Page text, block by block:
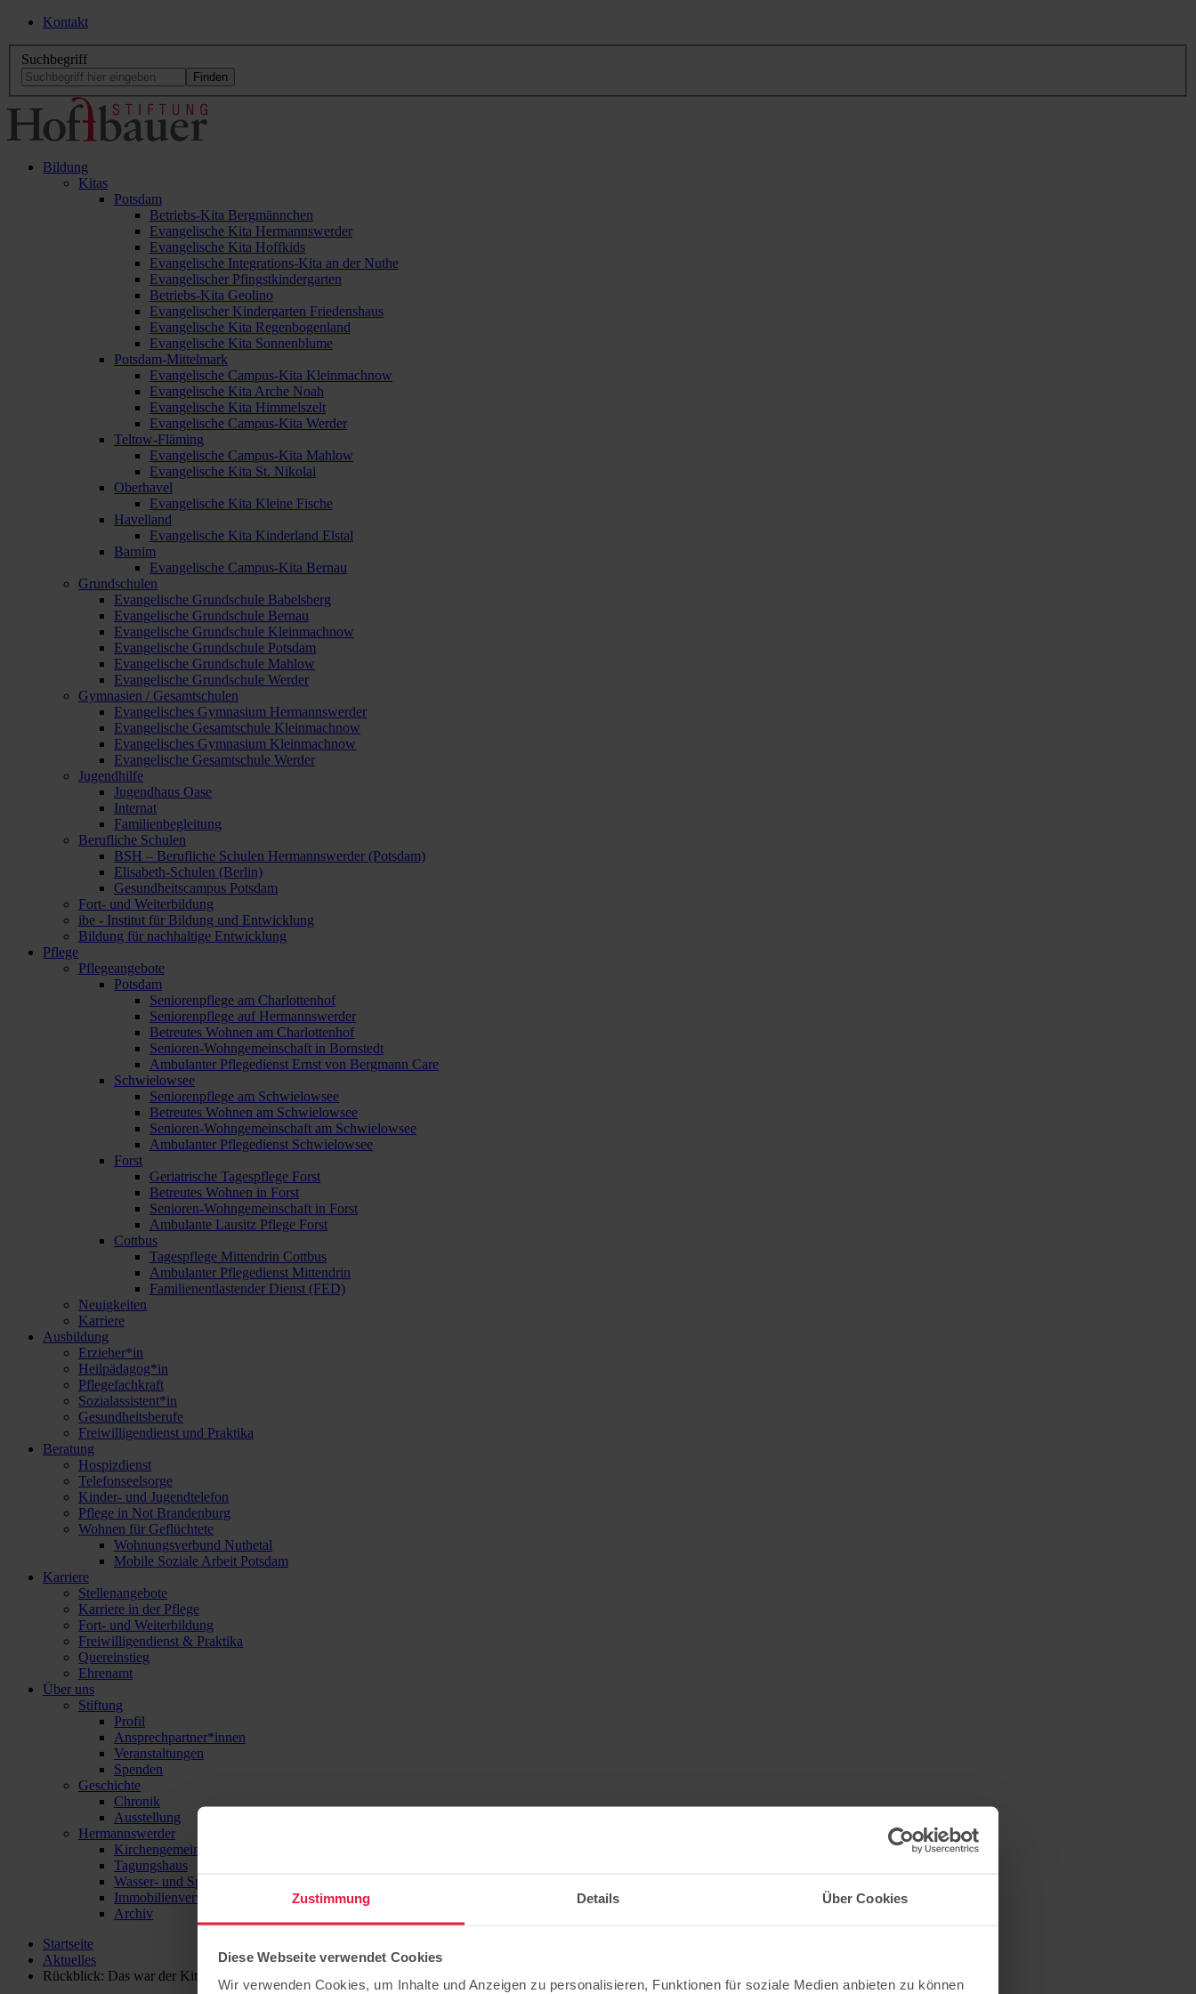
Zustimmung Details Über Cookies
Diese Webseite verwendet Cookies
Wir verwenden Cookies, um Inhalte und Anzeigen zu personalisieren, Funktionen für soziale Medien anbieten zu können
Kontakt
Suchbegriff
Bildung
Kitas
Potsdam
Betriebs-Kita Bergmännchen
Evangelische Kita Hermannswerder
Evangelische Kita Hoffkids
Evangelische Integrations-Kita an der Nuthe
Evangelischer Pfingstkindergarten
Betriebs-Kita Geolino
Evangelischer Kindergarten Friedenshaus
Evangelische Kita Regenbogenland
Evangelische Kita Sonnenblume
Potsdam-Mittelmark
Evangelische Campus-Kita Kleinmachnow
Evangelische Kita Arche Noah
Evangelische Kita Himmelszelt
Evangelische Campus-Kita Werder
Teltow-Fläming
Evangelische Campus-Kita Mahlow
Evangelische Kita St. Nikolai
Oberhavel
Evangelische Kita Kleine Fische
Havelland
Evangelische Kita Kinderland Elstal
Barnim
Evangelische Campus-Kita Bernau
Grundschulen
Evangelische Grundschule Babelsberg
Evangelische Grundschule Bernau
Evangelische Grundschule Kleinmachnow
Evangelische Grundschule Potsdam
Evangelische Grundschule Mahlow
Evangelische Grundschule Werder
Gymnasien / Gesamtschulen
Evangelisches Gymnasium Hermannswerder
Evangelische Gesamtschule Kleinmachnow
Evangelisches Gymnasium Kleinmachnow
Evangelische Gesamtschule Werder
Jugendhilfe
Jugendhaus Oase
Internat
Familienbegleitung
Berufliche Schulen
BSH – Berufliche Schulen Hermannswerder (Potsdam)
Elisabeth-Schulen (Berlin)
Gesundheitscampus Potsdam
Fort- und Weiterbildung
ibe - Institut für Bildung und Entwicklung
Bildung für nachhaltige Entwicklung
Pflege
Pflegeangebote
Potsdam
Seniorenpflege am Charlottenhof
Seniorenpflege auf Hermannswerder
Betreutes Wohnen am Charlottenhof
Senioren-Wohngemeinschaft in Bornstedt
Ambulanter Pflegedienst Ernst von Bergmann Care
Schwielowsee
Seniorenpflege am Schwielowsee
Betreutes Wohnen am Schwielowsee
Senioren-Wohngemeinschaft am Schwielowsee
Ambulanter Pflegedienst Schwielowsee
Forst
Geriatrische Tagespflege Forst
Betreutes Wohnen in Forst
Senioren-Wohngemeinschaft in Forst
Ambulante Lausitz Pflege Forst
Cottbus
Tagespflege Mittendrin Cottbus
Ambulanter Pflegedienst Mittendrin
Familienentlastender Dienst (FED)
Neuigkeiten
Karriere
Ausbildung
Erzieher*in
Heilpädagog*in
Pflegefachkraft
Sozialassistent*in
Gesundheitsberufe
Freiwilligendienst und Praktika
Beratung
Hospizdienst
Telefonseelsorge
Kinder- und Jugendtelefon
Pflege in Not Brandenburg
Wohnen für Geflüchtete
Wohnungsverbund Nuthetal
Mobile Soziale Arbeit Potsdam
Karriere
Stellenangebote
Karriere in der Pflege
Fort- und Weiterbildung
Freiwilligendienst & Praktika
Quereinstieg
Ehrenamt
Über uns
Stiftung
Profil
Ansprechpartner*innen
Veranstaltungen
Spenden
Geschichte
Chronik
Ausstellung
Hermannswerder
Kirchengemeinde
Tagungshaus
Wasser- und Sport-Zentrum Hermannswerder
Immobilienverwaltung
Archiv
Startseite
Aktuelles
Rückblick: Das war der Kitakollaps 2026 bei Hoffbauer